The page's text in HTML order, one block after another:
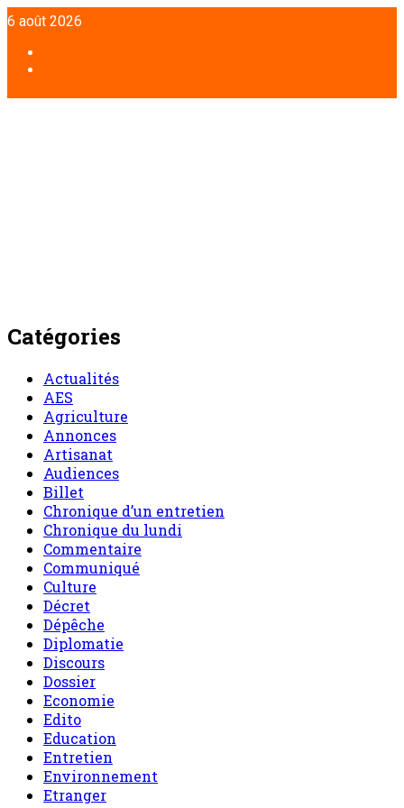
Aller
au
contenu
6 août 2026
Catégories
Actualités
AES
Agriculture
Annonces
Artisanat
Audiences
Billet
Chronique d’un entretien
Chronique du lundi
Commentaire
Communiqué
Culture
Décret
Dépêche
Diplomatie
Discours
Dossier
Economie
Edito
Education
Entretien
Environnement
Etranger